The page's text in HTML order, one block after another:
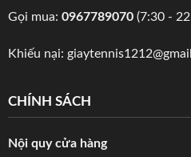
Gọi mua: 0967789070(7:30 -
Khiếu nại:
CHÍNH SÁCH
Nội quy cửa hàng